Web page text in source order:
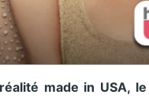
made in USA,